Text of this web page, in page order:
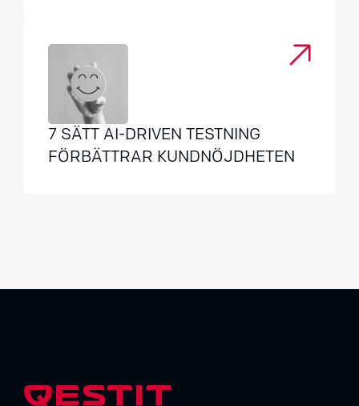
7 SÄTT AI-DRIVEN TESTNING
FÖRBÄTTRAR KUNDNÖJDHETEN